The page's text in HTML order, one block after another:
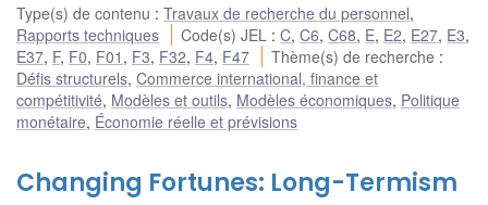
Type(s) de contenu : Travaux de recherche du personnel,
Rapports techniques
Code(s) JEL :C,C6,C68, E, E2, E27, E3,
E37, F, F0, F01 , F3, F32, F4, F47 Thème(s) de recherche :
Défis structurels, Commerce international, finance et
compétitivité, Modèles et outils, Modèles économiques, Politique
monétaire, Économie réelle et prévisions
Changing Fortunes: Long-Termism